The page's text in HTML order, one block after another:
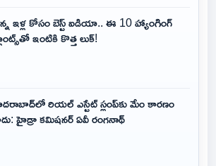
ఇళ్ల కోసం బెస్ట్ ఐడియా.. ఈ 10 హ్యాంగింగ్
ఇంటికి కొత్త లుక్!
రియల్ ఎస్టేట్ స్లంప్‌కు మేం కారణం
హైడ్రా కమిషనర్ ఏవీ రంగనాథ్